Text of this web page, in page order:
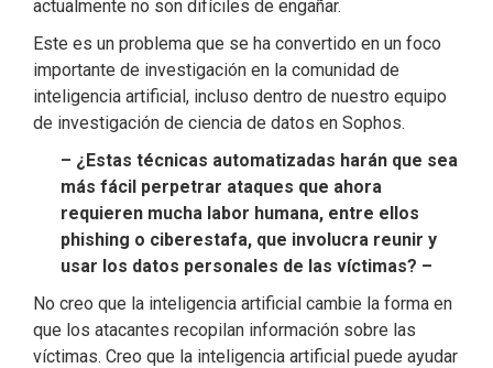
actualmente no son difíciles de engañar.
Este es un problema que se ha convertido en un foco
importante de investigación en la comunidad de
inteligencia artificial, incluso dentro de nuestro equipo
de investigación de ciencia de datos en Sophos.
– ¿Estas técnicas automatizadas harán que sea
más fácil perpetrar ataques que ahora
requieren mucha labor humana, entre ellos
phishing o ciberestafa, que involucra reunir y
usar los datos personales de las víctimas? –
No creo que la inteligencia artificial cambie la forma en
que los atacantes recopilan información sobre las
víctimas. Creo que la inteligencia artificial puede ayudar